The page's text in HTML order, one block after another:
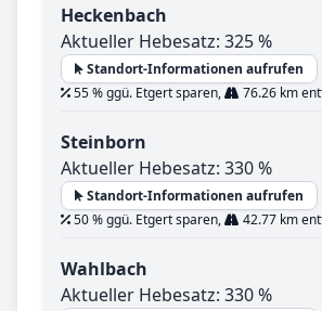
Heckenbach
Aktueller Hebesatz: 325 %
Standort-Informationen aufrufen
55 % ggü. Etgert sparen,
76.26 km
Steinborn
Aktueller Hebesatz: 330 %
Standort-Informationen aufrufen
50 % ggü. Etgert sparen,
42.77 km
Wahlbach
Aktueller Hebesatz: 330 %